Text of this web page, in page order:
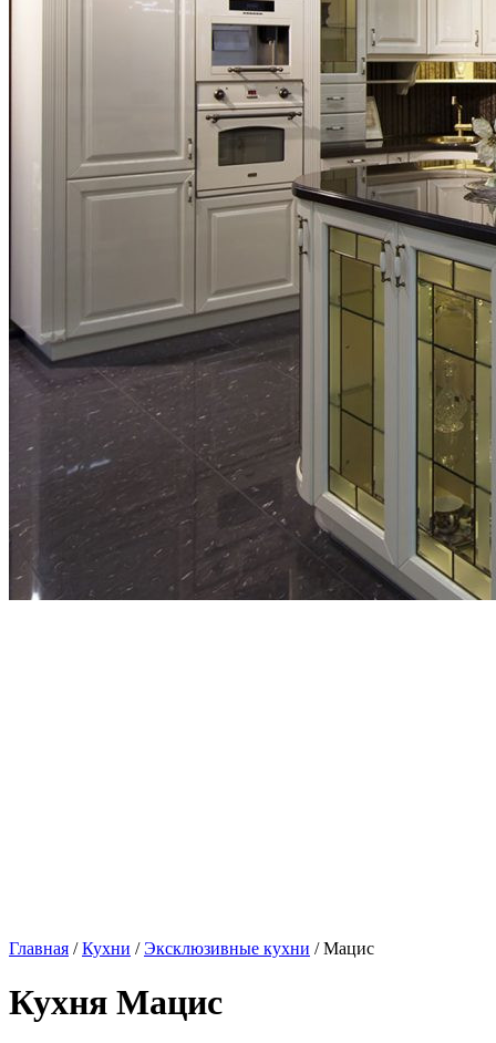
Главная /Кухни /Эксклюзивные кухни / Мацис
Кухня Мацис